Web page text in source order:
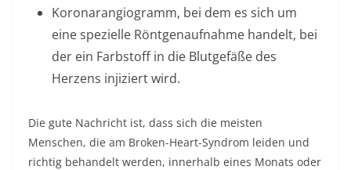
Koronarangiogramm, bei dem es sich um
eine spezielle Röntgenaufnahme handelt, bei
der ein Farbstoff in die Blutgefäße des
Herzens injiziert wird.
Die gute Nachricht ist, dass sich die meisten
Menschen, die am Broken-Heart-Syndrom leiden und
richtig behandelt werden, innerhalb eines Monats oder